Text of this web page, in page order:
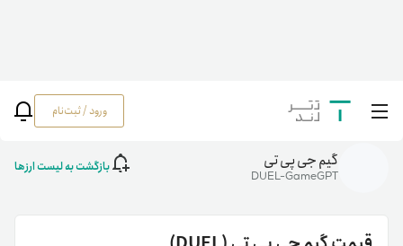
ورود / ثبت‌نام خانه رمزارزها/
DUEL
گیم جی پی تی
DUEL-GameGPT
بازگشت به لیست ارزها